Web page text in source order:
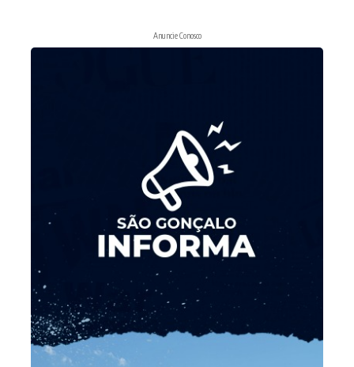
Anuncie Conosco